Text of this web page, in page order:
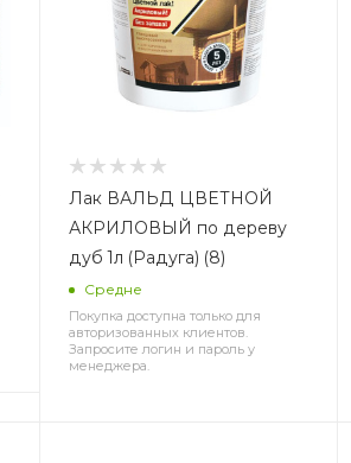
Лак ВАЛЬД ЦВЕТНОЙ
АКРИЛОВЫЙ по дереву
дуб 1л (Радуга) (8)
Средне
Покупка доступна только для
авторизованных клиентов.
Запросите логин и пароль у
менеджера.